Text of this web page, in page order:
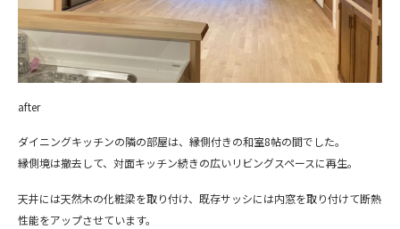
after
ダイニングキッチンの隣の部屋は、縁側付きの和室8帖の間でした。
縁側境は撤去して、対面キッチン続きの広いリビングスペースに再生。
天井には天然木の化粧梁を取り付け、既存サッシには内窓を取り付けて断熱
性能をアップさせています。